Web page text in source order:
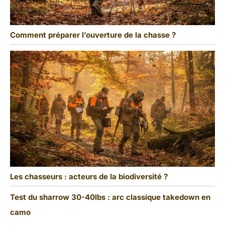
Comment préparer l’ouverture de la chasse ?
Les chasseurs : acteurs de la biodiversité ?
Test du sharrow 30-40lbs : arc classique takedown en
camo